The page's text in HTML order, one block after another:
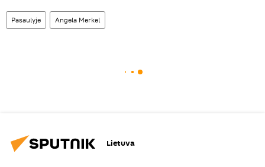
Pasaulyje Angela Merkel
Lietuva